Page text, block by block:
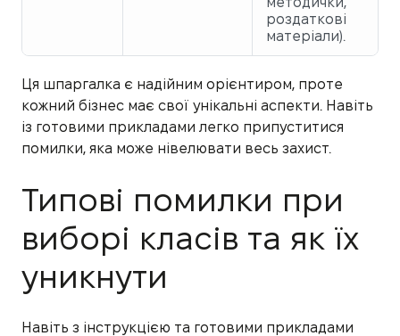
роздаткові
матеріали).
Ця шпаргалка є надійним орієнтиром, проте
кожний бізнес має свої унікальні аспекти. Навіть
із готовими прикладами легко припуститися
помилки, яка може нівелювати весь захист.
Типові помилки при
виборі класів та як їх
уникнути
Навіть з інструкцією та готовими прикладами